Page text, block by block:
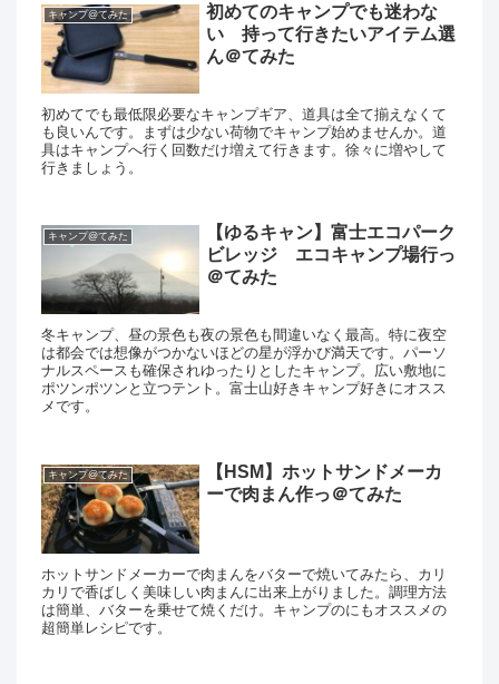
キャンプ@てみた
初めてのキャンプでも迷わな
い 持って行きたいアイテム選
ん＠てみた
初めてでも最低限必要なキャンプギア、道具は全て揃えなくて
も良いんです。まずは少ない荷物でキャンプ始めませんか。道
具はキャンプへ行く回数だけ増えて行きます。徐々に増やして
行きましょう。
キャンプ@てみた
【ゆるキャン】富士エコパーク
ビレッジ エコキャンプ場行っ
＠てみた
冬キャンプ、昼の景色も夜の景色も間違いなく最高。特に夜空
は都会では想像がつかないほどの星が浮かび満天です。パーソ
ナルスペースも確保されゆったりとしたキャンプ。広い敷地に
ポツンポツンと立つテント。富士山好きキャンプ好きにオスス
メです。
キャンプ@てみた
【HSM】ホットサンドメーカ
ーで肉まん作っ＠てみた
ホットサンドメーカーで肉まんをバターで焼いてみたら、カリ
カリで香ばしく美味しい肉まんに出来上がりました。調理方法
は簡単、バターを乗せて焼くだけ。キャンプのにもオススメの
超簡単レシピです。